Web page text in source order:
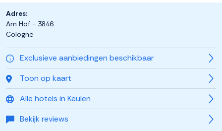
Exclusieve aanbiedingen beschikbaar
Toon op kaart
Alle hotels in Keulen
Bekijk reviews
Adres:
Am Hof - 3846
Cologne